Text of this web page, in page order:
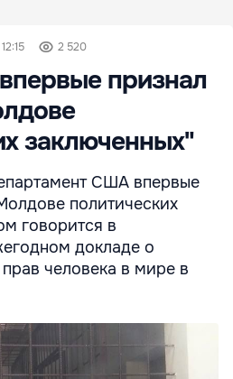
2 520
признал
заключенных"
США впервые
политических
говорится в
докладе о
человека в мире в